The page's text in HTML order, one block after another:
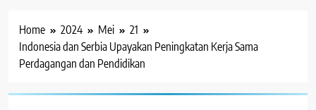
Home 2024 Mei
21
Indonesia dan Serbia Upayakan Peningkatan Kerja Sama
Perdagangan dan Pendidikan